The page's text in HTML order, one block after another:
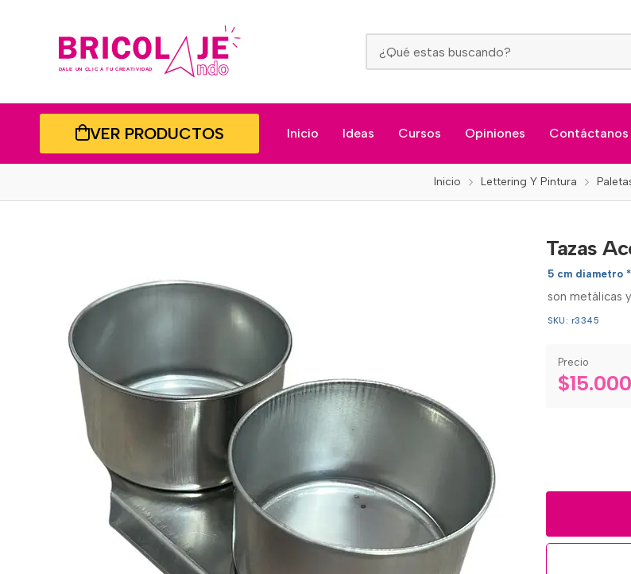
VER PRODUCTOS Inicio Ideas Cursos Opiniones Contáctanos
Inicio Lettering Y Pintura
Tazas
5 cm diametro
son metálicas
SKU: r3345
Precio
$15.000